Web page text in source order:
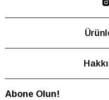
Abone Olun!